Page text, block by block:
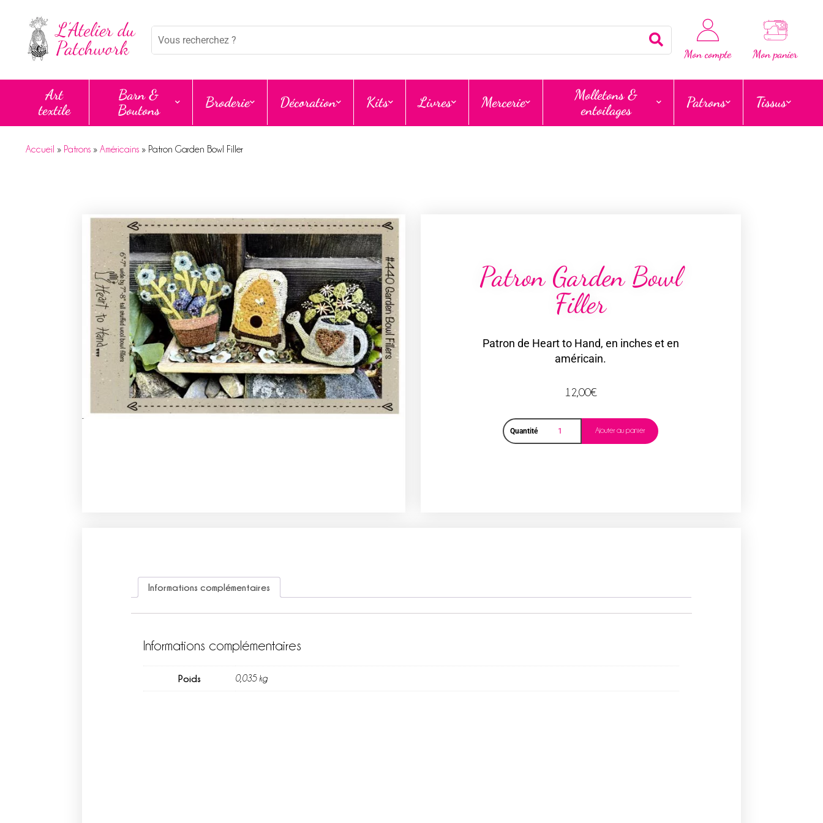
Mots
Rechercher
Mon compte Mon panier
Art
textile
Barn &
Boutons
Broderie Décoration Kits Livres Mercerie
Molletons &
entoilages
Patrons Tissus
Accueil » Patrons » Américains » Patron Garden Bowl Filler
Patron Garden Bowl
Filler
Patron de Heart to Hand, en inches et en
américain.
12,00€
Quantité Ajouter au panier
Informations complémentaires
Informations complémentaires
Poids 0,035 kg